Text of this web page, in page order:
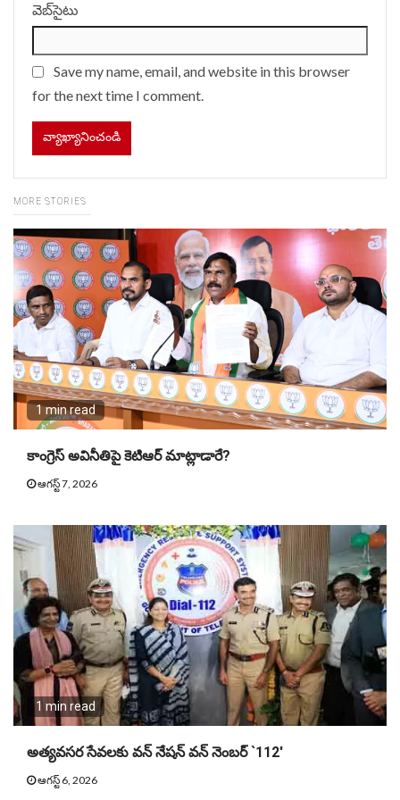
వెబ్‌సైటు
Save my name, email, and website in this browser
for the next time I comment.
MORE STORIES
1 min read
కాంగ్రెస్ అవినీతిపై కెటిఆర్ మాట్లాడారే?
ఆగస్ట్ 7, 2026
1 min read
అత్యవసర సేవలకు వన్ నేషన్ వన్ నెంబర్ `112′
ఆగస్ట్ 6, 2026